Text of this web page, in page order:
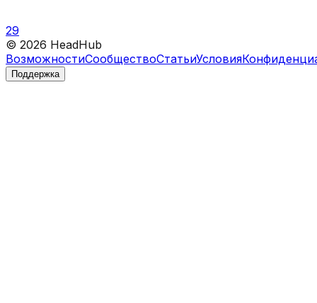
29
© 2026 HeadHub
ВозможностиСообществоСтатьиУсловия
Поддержка